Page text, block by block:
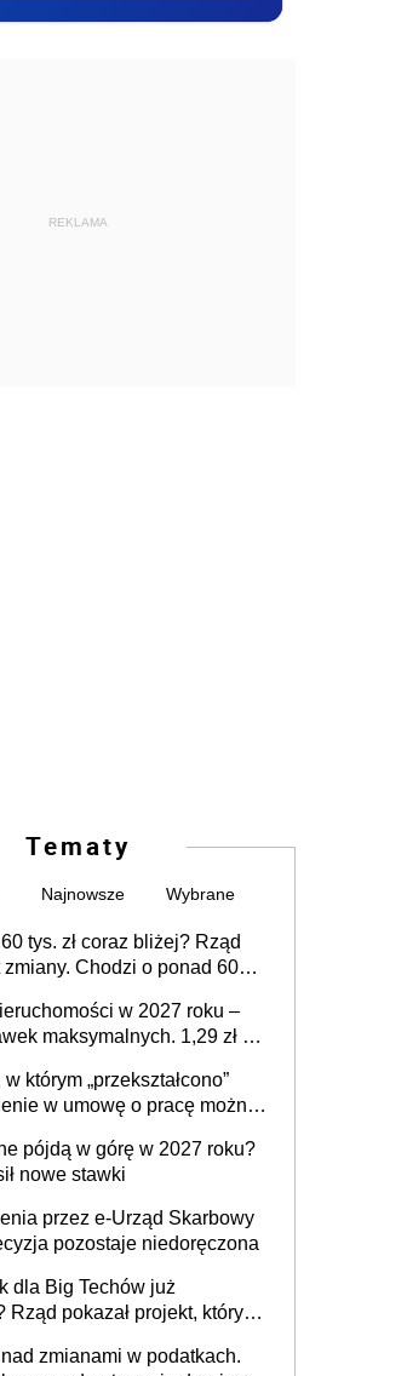
REKLAMA
Tematy
Najnowsze Wybrane
tys. zł coraz bliżej? Rząd
zmiany. Chodzi o ponad 60
w 2027 roku –
maksymalnych. 1,29 zł za
związanych z
działalności gospodarczej
którym „przekształcono”
w umowę o pracę można
jedynym
pójdą w górę w 2027 roku?
nowe stawki
przez e-Urząd Skarbowy
pozostaje niedoręczona
dla Big Techów już
Rząd pokazał projekt, który
zmianami w podatkach.